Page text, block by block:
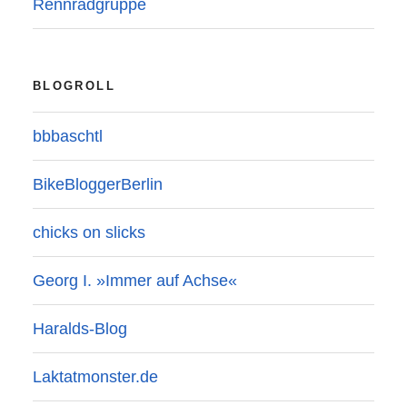
Rennradgruppe
BLOGROLL
bbbaschtl
BikeBloggerBerlin
chicks on slicks
Georg I. »Immer auf Achse«
Haralds-Blog
Laktatmonster.de